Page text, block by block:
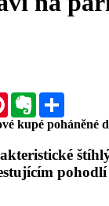
PinterestEvernote
kupé poháněné